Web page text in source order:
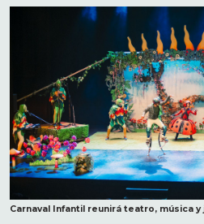
Carnaval Infantil reunirá teatro, música